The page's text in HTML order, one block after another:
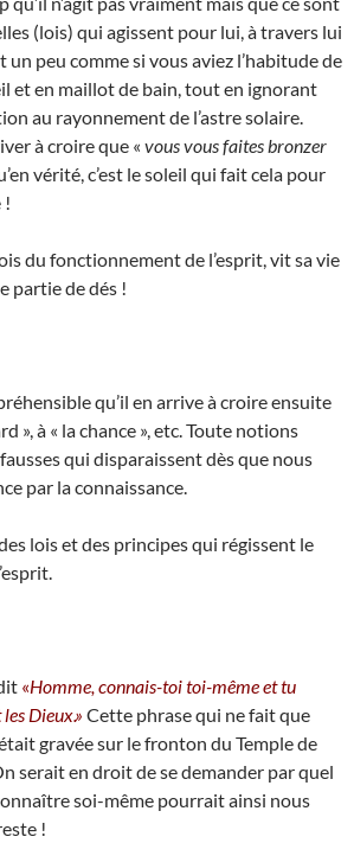
(lois) qui agissent pour lui, à travers lui
un peu comme si vous aviez l’habitude de
et en maillot de bain, tout en ignorant
au rayonnement de l’astre solaire.
à croire que « vous vous faites bronzer
vérité, c’est le soleil qui fait cela pour
!
du fonctionnement de l’esprit, vit sa vie
partie de dés !
qu’il en arrive à croire ensuite
», à « la chance », etc. Toute notions
qui disparaissent dès que nous
par la connaissance.
lois et des principes qui régissent le
«Homme, connais-toi toi-même et tu
Dieux.» Cette phrase qui ne fait que
gravée sur le fronton du Temple de
serait en droit de se demander par quel
soi-même pourrait ainsi nous
!